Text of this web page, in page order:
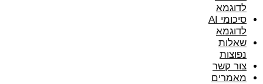
לדוגמא
סיכומי AI
לדוגמא
שאלות
נפוצות
צור קשר
מאמרים